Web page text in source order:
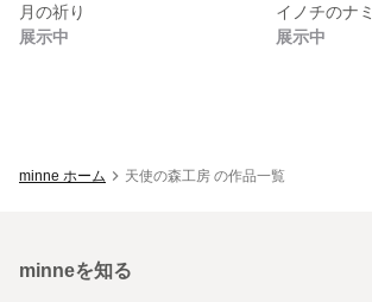
月の祈り
展示中
イノチのナミ
展示中
minne ホーム 天使の森工房 の作品一覧
minneを知る